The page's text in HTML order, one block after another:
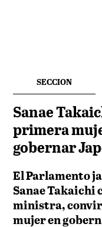
SECCION
Sanae
primera
gobernar
El Parlamento
Sanae Takaichi
ministra,
mujer en